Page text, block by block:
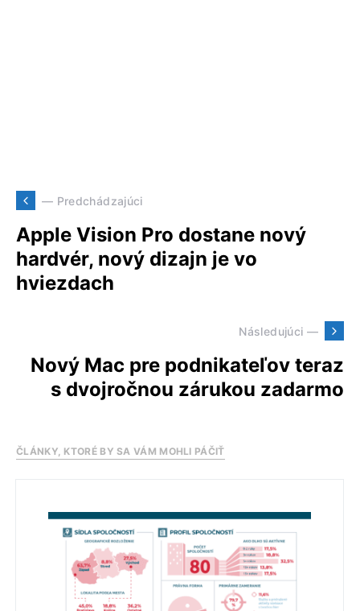
— Predchádzajúci
Apple Vision Pro dostane nový
hardvér, nový dizajn je vo
hviezdach
Následujúci —
Nový Mac pre podnikateľov teraz
s dvojročnou zárukou zadarmo
ČLÁNKY, KTORÉ BY SA VÁM MOHLI PÁČIŤ